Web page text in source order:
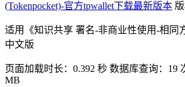
(Tokenpocket)-官方tpwallet下载最新版本
适用《知识共享 署名-非商业性使用-相同
中文版
页面加载时长：0.392 秒 数据库查询：19
MB